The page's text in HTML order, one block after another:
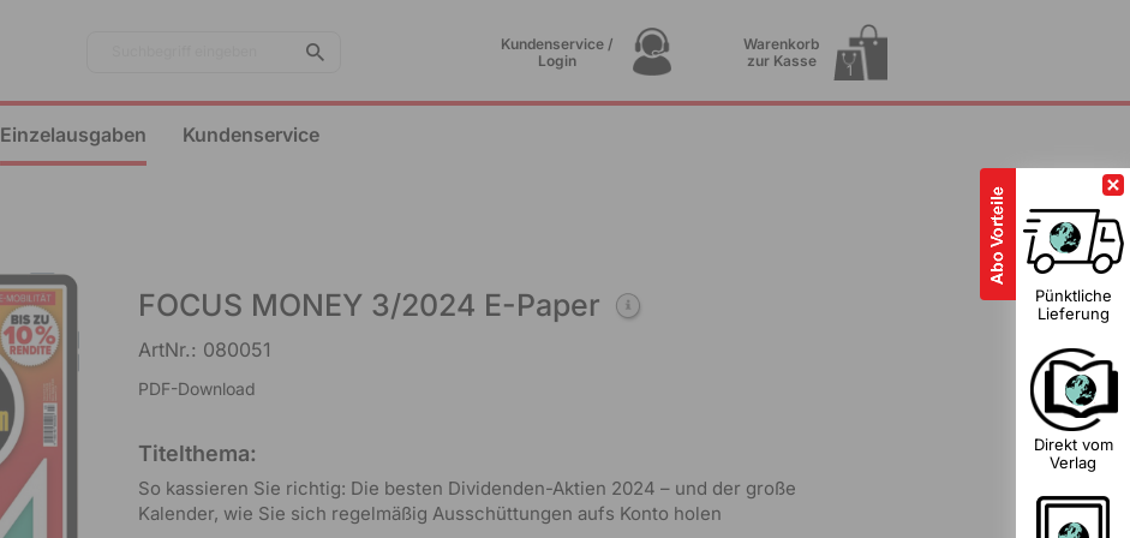
Einzelausgaben Kundenservice
Warenkorb
zur Kasse
1
Kundenservice /
Login
FOCUS MONEY 3/2024 E-Paper
ArtNr.: 080051
PDF-Download
Titelthema:
So kassieren Sie richtig: Die besten Dividenden-Aktien 2024 – und der große
Kalender, wie Sie sich regelmäßig Ausschüttungen aufs Konto holen
Pünktliche
Lieferung
Direkt vom
Verlag